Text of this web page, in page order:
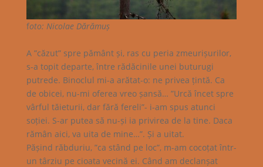
foto: Nicolae Dărămuș
A ”căzut” spre pământ și, ras cu peria zmeurișurilor,
s-a topit departe, între rădăcinile unei buturugi
putrede. Binoclul mi-a arătat-o: ne privea țintă. Ca
de obicei, nu-mi oferea vreo șansă… ”Urcă încet spre
vârful tăieturii, dar fără fereli”- i-am spus atunci
soției. S-ar putea să nu-și ia privirea de la tine. Daca
rămân aici, va uita de mine…”. Și a uitat.
Pășind răbduriu, ”ca stând pe loc”, m-am cocoțat într-
un târziu pe cioata vecină ei. Când am declanșat